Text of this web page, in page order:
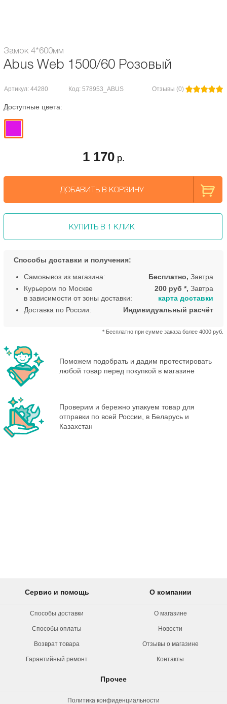
Замок 4*600мм
Abus Web 1500/60 Розовый
Артикул: 44280 Код: 578953_ABUS Отзывы (0)
Доступные цвета:
1 170р.
ДОБАВИТЬ В КОРЗИНУ
КУПИТЬ В 1 КЛИК
Способы доставки и получения:
Самовывоз из магазина: Бесплатно, Завтра
Курьером по Москве
в зависимости от зоны доставки:
200 руб *, Завтра
* Бесплатно при сумме заказа более 4000 руб.
карта доставки
Доставка по России:
Индивидуальный расчёт
Поможем подобрать и дадим протестировать
любой товар перед покупкой в магазине
Проверим и бережно упакуем товар для
отправки по всей России, в Беларусь и
Казахстан
Сервис и помощь
Способы доставки
Способы оплаты
Возврат товара
Гарантийный ремонт
О компании
О магазине
Новости
Отзывы о магазине
Контакты
Прочее
Политика конфиденциальности